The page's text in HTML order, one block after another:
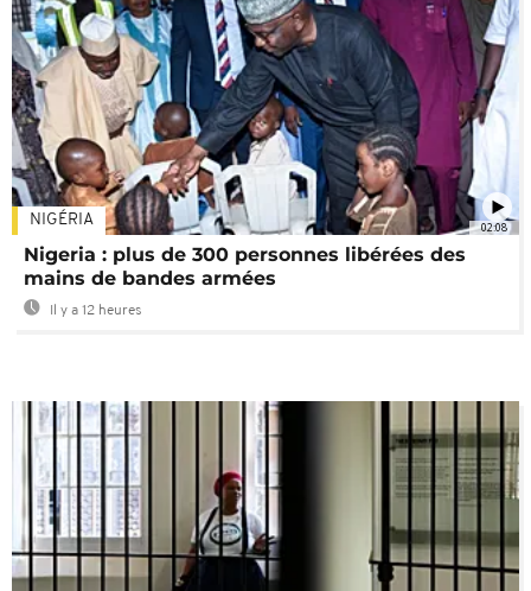
02:08
NIGÉRIA
Nigeria : plus de 300 personnes libérées des
mains de bandes armées
Il y a 12 heures